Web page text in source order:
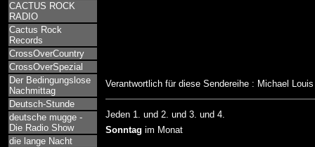
CACTUS ROCK
RADIO
Cactus Rock
Records
CrossOverCountry
CrossOverSpezial
Der Bedingungslose
Nachmittag
Deutsch-Stunde
deutsche mugge -
Die Radio Show
die lange Nacht
Verantwortlich für diese Sendereihe : Michael
Jeden 1. und 2. und 3. und 4.
Sonntag im Monat